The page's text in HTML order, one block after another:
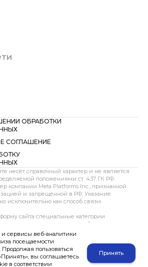
ОБРАБОТКИ
СОГЛАШЕНИЕ
несёт справочный характер и не является
положениями ст. 437 ГК РФ.
компании Meta Platforms Inc., признанной
и запрещённой в РФ. Указание
исключительно как способ связи.
сайта специальные категории
о здоровье, интимной жизни,
содержащих тайну, до
способа передачи. При направлении
e-mail или мессенджер пользователь
добровольно и дает согласие на их
анализа обращения.
сервисы веб-аналитики
посещаемости
пользоваться
вы соглашаетесь
в соответствии
Принять